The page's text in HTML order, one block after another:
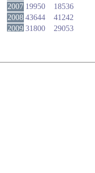
2007 19950
18536
2008 43644
41242
2009 31800
29053
2012 18133
17409